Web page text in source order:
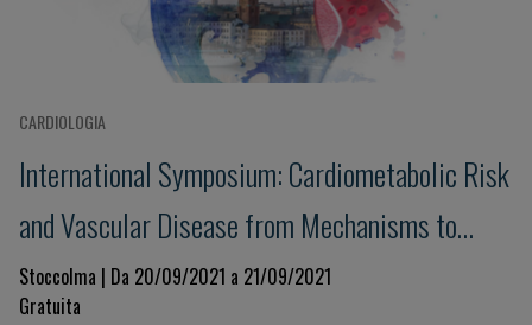
CARDIOLOGIA
International Symposium: Cardiometabolic Risk
and Vascular Disease from Mechanisms to
Treatment
Stoccolma | Da 20/09/2021 a 21/09/2021
Gratuita